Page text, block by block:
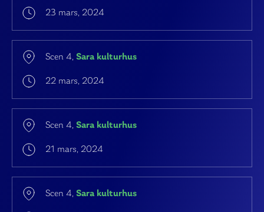
23 mars, 2024
Scen 4, Sara kulturhus
22 mars, 2024
Scen 4, Sara kulturhus
21 mars, 2024
Scen 4, Sara kulturhus